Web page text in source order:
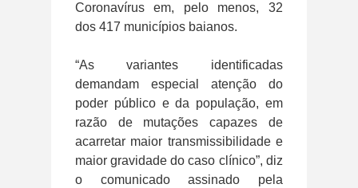
Coronavírus em, pelo menos, 32
dos 417 municípios baianos.
“As variantes identificadas
demandam especial atenção do
poder público e da população, em
razão de mutações capazes de
acarretar maior transmissibilidade e
maior gravidade do caso clínico”, diz
o comunicado assinado pela